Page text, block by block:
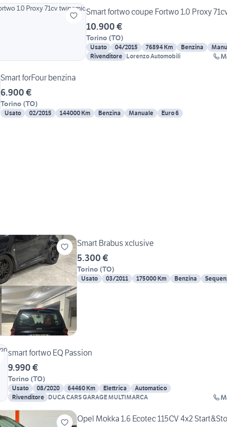
Smart fortwo coupe Fortwo 1.0 Proxy
10.900 €
Torino (TO)
Usato 04/2015 76894 Km Benzina
Rivenditore Lorenzo Automobili
Smart forFour benzina
6.900 €
Torino (TO)
Usato 02/2015 144000 Km Benzina Manuale Euro 6
Smart Brabus xclusive
5.300 €
Torino (TO)
Usato 03/2011 175000 Km Benzina
smart fortwo EQ Passion
9.990 €
Torino (TO)
Usato 08/2020 64460 Km Elettrica
Automatico
Rivenditore DUCA CARS GARAGE MULTIMARCA
Opel Mokka 1.6 Ecotec 115CV 4x2